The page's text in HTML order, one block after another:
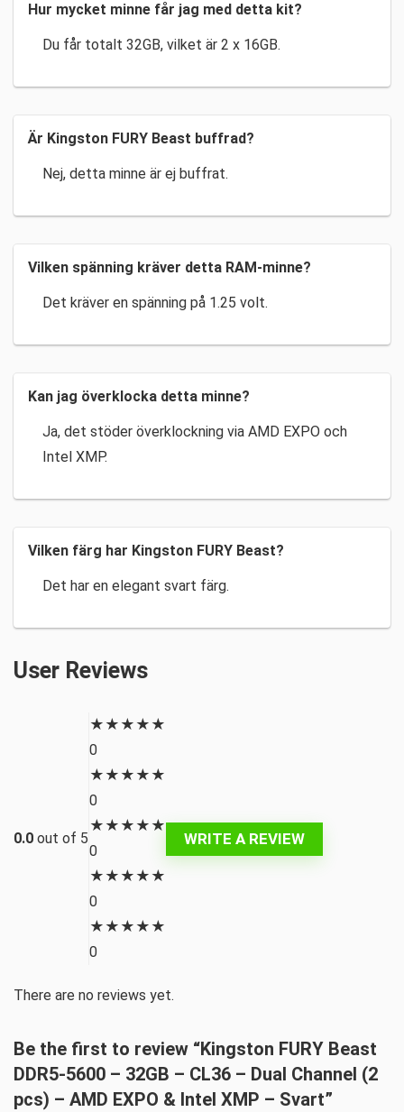
Hur mycket minne får jag med detta kit?
Du får totalt 32GB, vilket är 2 x 16GB.
Är Kingston FURY Beast buffrad?
Nej, detta minne är ej buffrat.
Vilken spänning kräver detta RAM-minne?
Det kräver en spänning på 1.25 volt.
Kan jag överklocka detta minne?
Ja, det stöder överklockning via AMD EXPO och
Intel XMP.
Vilken färg har Kingston FURY Beast?
Det har en elegant svart färg.
User Reviews
0.0 out of 5
★ ★ ★ ★ ★
0
★ ★ ★ ★ ★
0
★ ★ ★ ★ ★
0
★ ★ ★ ★ ★
0
★ ★ ★ ★ ★
0
WRITE A REVIEW
There are no reviews yet.
Be the first to review “Kingston FURY Beast
DDR5-5600 – 32GB – CL36 – Dual Channel (2
pcs) – AMD EXPO & Intel XMP – Svart”